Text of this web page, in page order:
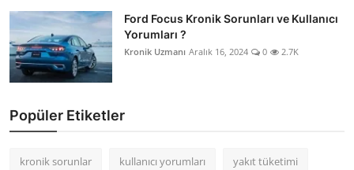
Ford Focus Kronik Sorunları ve Kullanıcı
Yorumları ?
Kronik Uzmanı Aralık 16, 2024 0 2.7K
Popüler Etiketler
kronik sorunlar kullanıcı yorumları yakıt tüketimi